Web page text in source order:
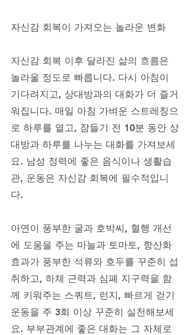
자신감 회복이 가져오는 놀라운 변화
자신감 회복 이후 달라진 삶의 흐름은
놀라울 정도로 빠릅니다. 다시 아침이
기다려지고, 상대방과의 대화가 더 즐거
워집니다. 매일 아침 가벼운 스트레칭으
로 하루를 열고, 잠들기 전 10분 동안 상
대방과 하루를 나누는 대화를 가져보세
요. 남성 정력에 좋은 음식이나 생활습
관, 운동은 자신감 회복에 필수적입니
다.
아연이 풍부한 굴과 호박씨, 혈행 개선
에 도움을 주는 마늘과 토마토, 항산화
효과가 풍부한 석류와 호두를 꾸준히 섭
취하고, 하체 근력과 심폐 지구력을 함
께 키워주는 스쿼트, 런지, 빠르게 걷기
운동을 주 3회 이상 꾸준히 실천해보세
요. 부부관계에 좋은 대화는 그 자체로